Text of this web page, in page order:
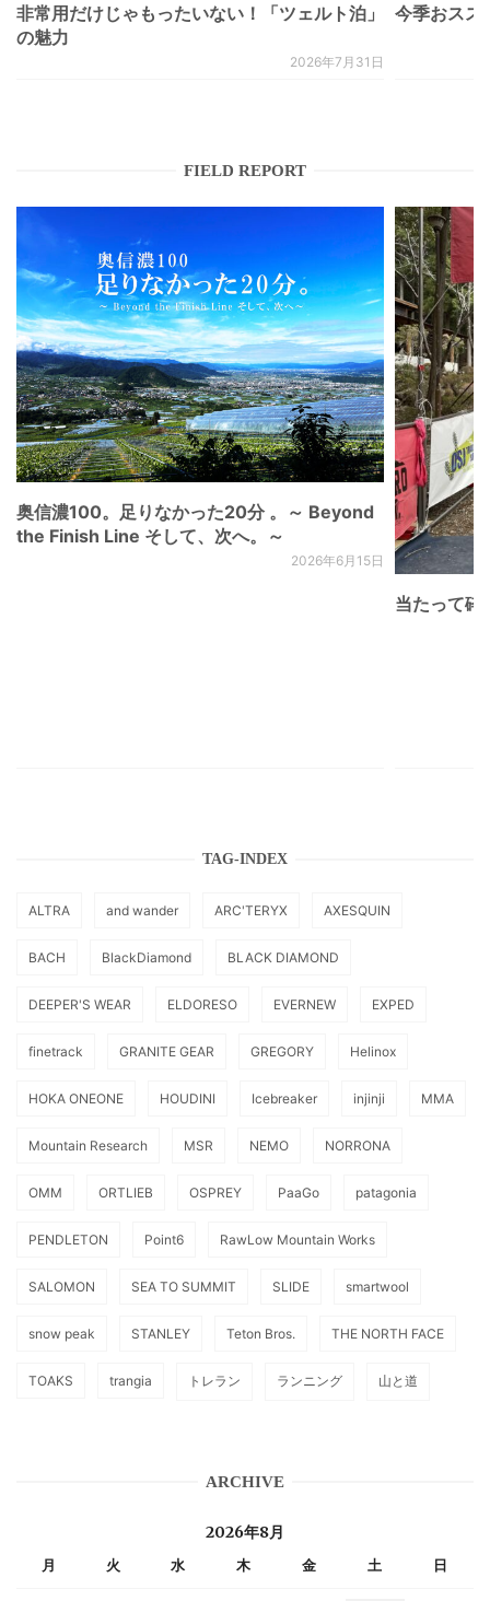
非常用だけじゃもったいない！「ツェルト泊」
の魅力
2026年7月31日
今季おスス
FIELD REPORT
奥信濃100。足りなかった20分 。～ Beyond
the Finish Line そして、次へ。～
2026年6月15日
当たって砕
TAG-INDEX
ALTRA and wander ARC'TERYX AXESQUIN
BACH BlackDiamond BLACK DIAMOND
DEEPER'S WEAR ELDORESO EVERNEW EXPED
finetrack GRANITE GEAR GREGORY Helinox
HOKA ONEONE HOUDINI Icebreaker injinji MMA
Mountain Research MSR NEMO NORRONA
OMM ORTLIEB OSPREY PaaGo patagonia
PENDLETON Point6 RawLow Mountain Works
SALOMON SEA TO SUMMIT SLIDE smartwool
snow peak STANLEY Teton Bros. THE NORTH FACE
TOAKS trangia トレラン ランニング 山と道
ARCHIVE
2026年8月
月 火 水 木 金 土 日